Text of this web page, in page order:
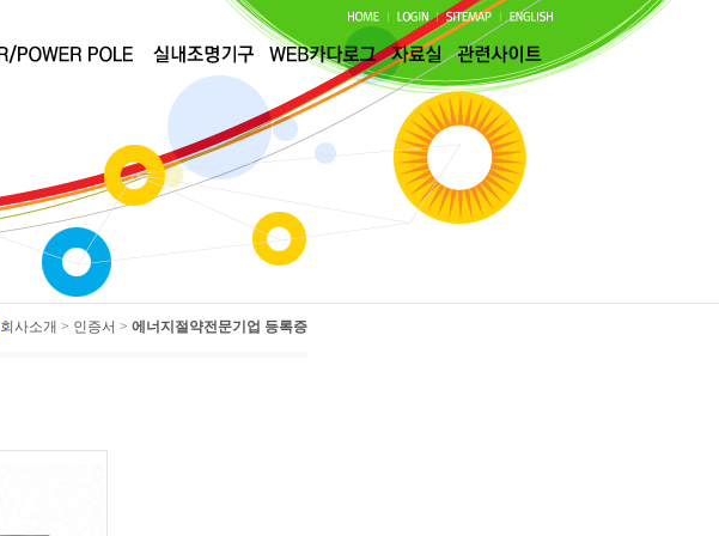
회사소개 > 인증서 > 에너지절약전문기업 등록증